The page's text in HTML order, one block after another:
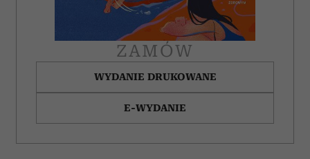
ZAMÓW
WYDANIE DRUKOWANE
E-WYDANIE